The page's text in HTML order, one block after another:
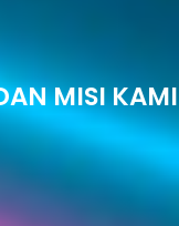
MISI KAMI